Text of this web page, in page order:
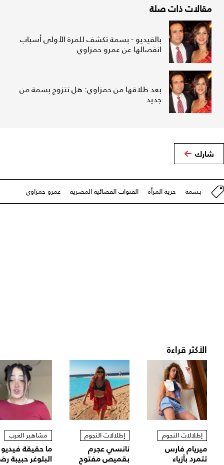
مقالات ذات صلة
بالفيديو - بسمة تكشف للمرة الأولى أسباب
انفصالها عن عمرو حمزاوي
بعد طلاقها من حمزاوي: هل تتزوج بسمة من
جديد
شارك
بسمة حرية المرأة القنوات الفضائية المصرية عمرو حمزاوي
الأكثر قراءة
إطلالات النجوم
ميريام فارس
تتمرد بأزياء
إطلالات النجوم
نانسي عجرم
بقميص مفتوح
مشاهير العرب
ما حقيقة فيديو
البلوغر حبيبة